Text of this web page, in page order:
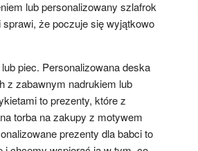
lub personalizowany szlafrok
że poczuje się wyjątkowo
piec. Personalizowana deska
z zabawnym nadrukiem lub
to prezenty, które z
torba na zakupy z motywem
prezenty dla babci to